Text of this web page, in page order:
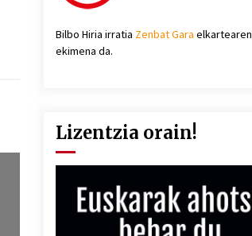
Bilbo Hiria irratia Zenbat Gara elkartearen
ekimena da.
Lizentzia orain!